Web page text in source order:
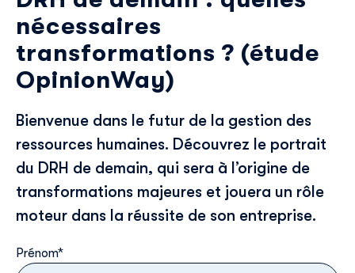
nécessaires
transformations ? (étude
OpinionWay)
Bienvenue dans le futur de la gestion des
ressources humaines. Découvrez le portrait
du DRH de demain, qui sera à l’origine de
transformations majeures et jouera un rôle
moteur dans la réussite de son entreprise.
Prénom*